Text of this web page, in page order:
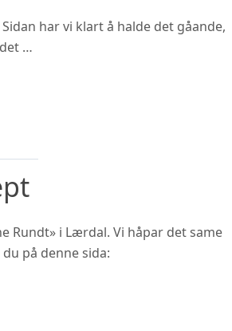
har vi klart å halde det gåande,
…
2023
Rundt» i Lærdal. Vi håpar det same
på denne sida:
Sogn 19.sept